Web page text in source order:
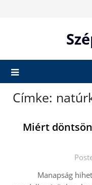
Címke:
Miért
Manapság